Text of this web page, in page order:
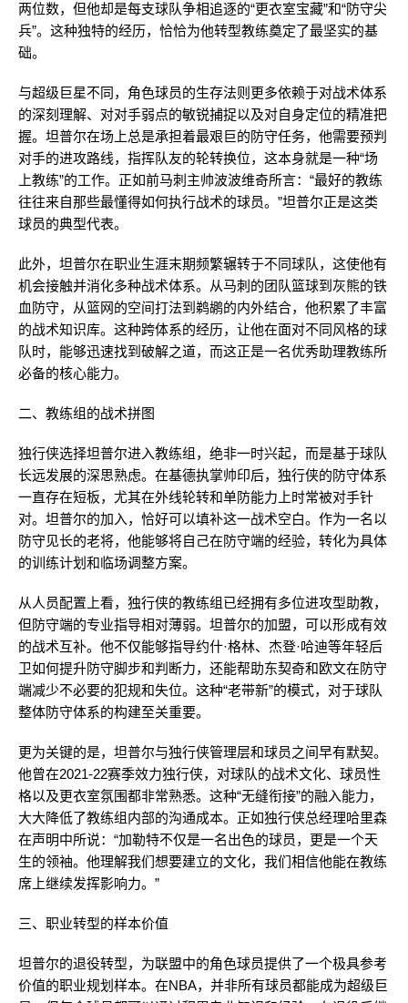
两位数，但他却是每支球队争相追逐的“更衣室宝藏”和“防守尖
兵”。这种独特的经历，恰恰为他转型教练奠定了最坚实的基
础。
与超级巨星不同，角色球员的生存法则更多依赖于对战术体系
的深刻理解、对对手弱点的敏锐捕捉以及对自身定位的精准把
握。坦普尔在场上总是承担着最艰巨的防守任务，他需要预判
对手的进攻路线，指挥队友的轮转换位，这本身就是一种“场
上教练”的工作。正如前马刺主帅波波维奇所言：“最好的教练
往往来自那些最懂得如何执行战术的球员。”坦普尔正是这类
球员的典型代表。
此外，坦普尔在职业生涯末期频繁辗转于不同球队，这使他有
机会接触并消化多种战术体系。从马刺的团队篮球到灰熊的铁
血防守，从篮网的空间打法到鹈鹕的内外结合，他积累了丰富
的战术知识库。这种跨体系的经历，让他在面对不同风格的球
队时，能够迅速找到破解之道，而这正是一名优秀助理教练所
必备的核心能力。
二、教练组的战术拼图
独行侠选择坦普尔进入教练组，绝非一时兴起，而是基于球队
长远发展的深思熟虑。在基德执掌帅印后，独行侠的防守体系
一直存在短板，尤其在外线轮转和单防能力上时常被对手针
对。坦普尔的加入，恰好可以填补这一战术空白。作为一名以
防守见长的老将，他能够将自己在防守端的经验，转化为具体
的训练计划和临场调整方案。
从人员配置上看，独行侠的教练组已经拥有多位进攻型助教，
但防守端的专业指导相对薄弱。坦普尔的加盟，可以形成有效
的战术互补。他不仅能够指导约什·格林、杰登·哈迪等年轻后
卫如何提升防守脚步和判断力，还能帮助东契奇和欧文在防守
端减少不必要的犯规和失位。这种“老带新”的模式，对于球队
整体防守体系的构建至关重要。
更为关键的是，坦普尔与独行侠管理层和球员之间早有默契。
他曾在2021-22赛季效力独行侠，对球队的战术文化、球员性
格以及更衣室氛围都非常熟悉。这种“无缝衔接”的融入能力，
大大降低了教练组内部的沟通成本。正如独行侠总经理哈里森
在声明中所说：“加勒特不仅是一名出色的球员，更是一个天
生的领袖。他理解我们想要建立的文化，我们相信他能在教练
席上继续发挥影响力。”
三、职业转型的样本价值
坦普尔的退役转型，为联盟中的角色球员提供了一个极具参考
价值的职业规划样本。在NBA，并非所有球员都能成为超级巨